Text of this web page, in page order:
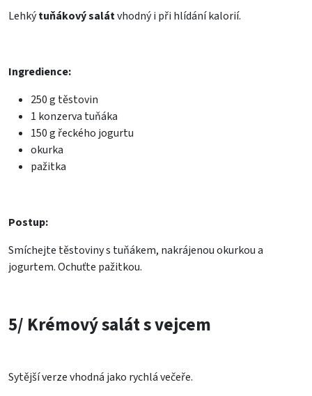
Lehkýtuňákový salátvhodný i při hlídání kalorií.
Ingredience:
250 g těstovin
1 konzerva tuňáka
150 g řeckého jogurtu
okurka
pažitka
Postup:
Smíchejte těstoviny s tuňákem, nakrájenou okurkou a
jogurtem. Ochuťte pažitkou.
5/ Krémový salát s vejcem
Sytější verze vhodná jako rychlá večeře.